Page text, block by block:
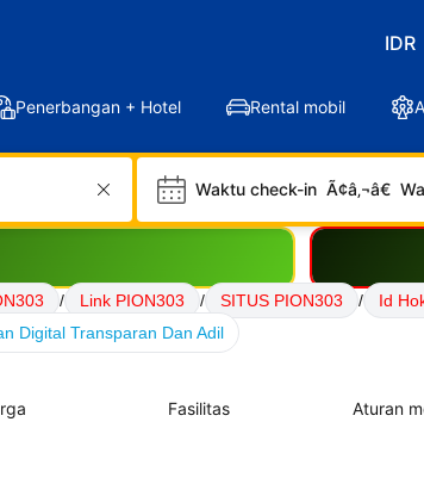
IDR
Penerbangan + Hotel Rental mobil
Waktu check-in Ã¢â‚¬â€
/ Link PION303 / SITUS PION303 / Id
Digital Transparan Dan Adil
Fasilitas Aturan